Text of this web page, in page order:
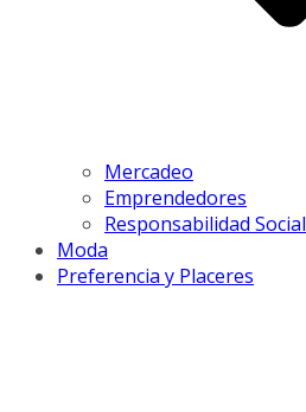
Mercadeo
Emprendedores
Responsabilidad Social
Moda
Preferencia y Placeres